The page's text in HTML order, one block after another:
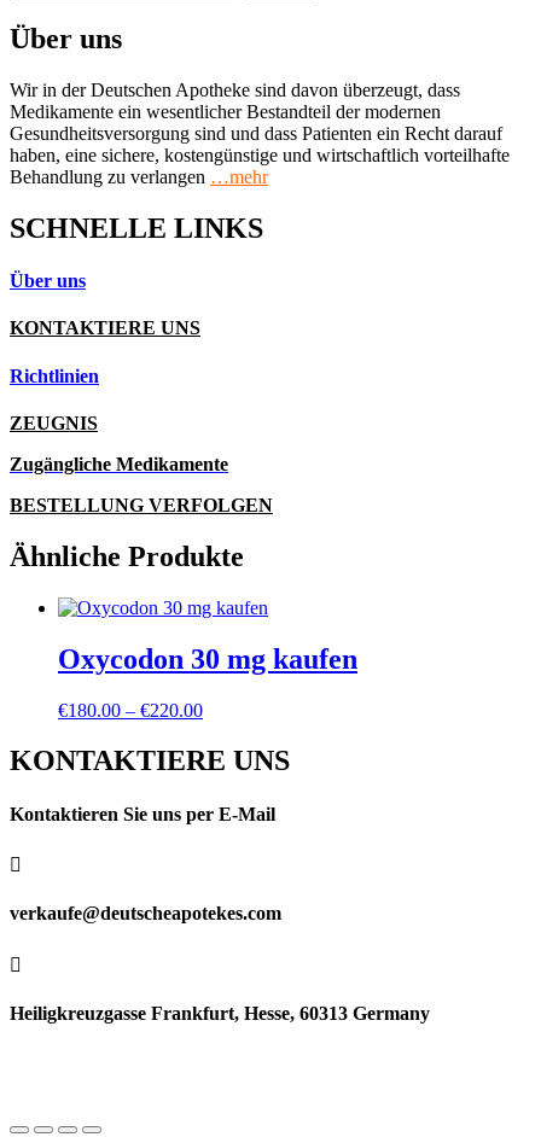
Über uns
Wir in der Deutschen Apotheke sind davon überzeugt, dass
Medikamente ein wesentlicher Bestandteil der modernen
Gesundheitsversorgung sind und dass Patienten ein Recht darauf
haben, eine sichere, kostengünstige und wirtschaftlich vorteilhafte
Behandlung zu verlangen …mehr
SCHNELLE LINKS
Über uns
KONTAKTIERE UNS
Richtlinien
ZEUGNIS
Zugängliche Medikamente
BESTELLUNG VERFOLGEN
Ähnliche Produkte
Oxycodon 30 mg kaufen
€180.00 – €220.00Preisspanne:
bis
€220.00
KONTAKTIERE UNS
Kontaktieren Sie uns per E-Mail

verkaufe@deutscheapotekes.com

Heiligkreuzgasse Frankfurt, Hesse, 60313 Germany